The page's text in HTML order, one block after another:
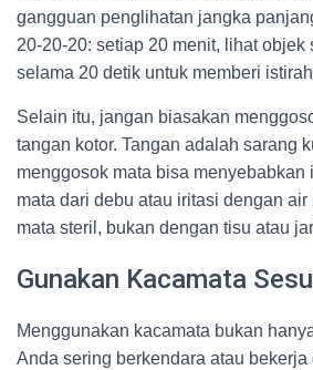
gangguan penglihatan jangka
20-20-20: setiap 20 menit, lihat objek
selama 20 detik untuk memberi
Selain itu, jangan biasakan
tangan kotor. Tangan adalah sarang
menggosok mata bisa menyebabkan
mata dari debu atau iritasi dengan air
mata steril, bukan dengan tisu atau
Gunakan Kacamata
Menggunakan kacamata bukan
Anda sering berkendara atau bekerja